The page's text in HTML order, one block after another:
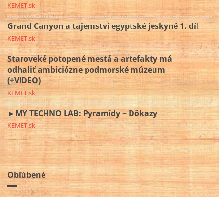
KEMET.sk
Grand Canyon a tajemství egyptské jeskyně 1. díl
KEMET.sk
Staroveké potopené mestá a artefakty má
odhaliť ambiciózne podmorské múzeum
(+VIDEO)
KEMET.sk
►MY TECHNO LAB: Pyramídy ~ Dôkazy
KEMET.sk
Obľúbené